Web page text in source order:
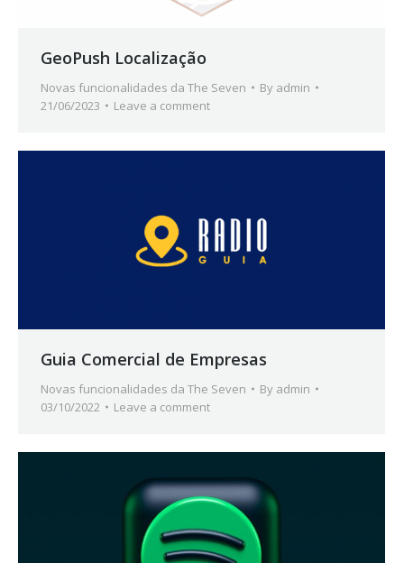
GeoPush Localização
Novas funcionalidades da The Seven By admin
21/06/2023
Leave a comment
Guia Comercial de Empresas
Novas funcionalidades da The Seven By admin
03/10/2022
Leave a comment